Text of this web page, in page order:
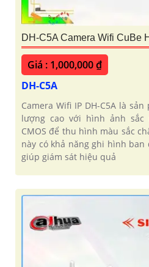
DH-C5A Camera Wifi CuBe
Giá : 1,000,000 ₫
DH-C5A
Camera Wifi IP DH-C5A là
lượng cao với hình ảnh
CMOS để thu hình màu sắc
này có khả năng ghi hình ban
giúp giám sát hiệu quả